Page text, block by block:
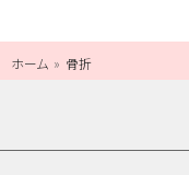
ホーム 骨折